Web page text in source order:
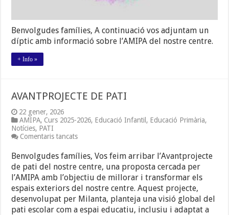
Benvolgudes famílies, A continuació vos adjuntam un
díptic amb informació sobre l’AMIPA del nostre centre.
+ Info »
AVANTPROJECTE DE PATI
22 gener, 2026
AMIPA, Curs 2025-2026, Educació Infantil , Educació Primària,
Notícies, PATI
Comentaris tancatsa
DE
PATI
Benvolgudes famílies, Vos feim arribar l’Avantprojecte
de pati del nostre centre, una proposta cercada per
l’AMIPA amb l’objectiu de millorar i transformar els
espais exteriors del nostre centre. Aquest projecte,
desenvolupat per Milanta, planteja una visió global del
pati escolar com a espai educatiu, inclusiu i adaptat a